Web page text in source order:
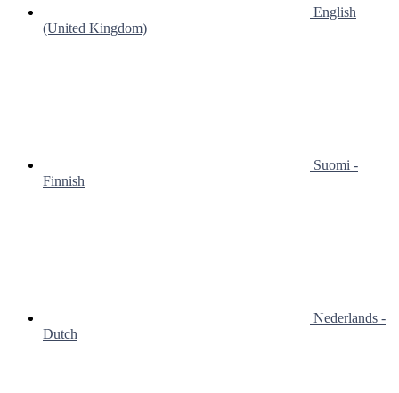
English
(United Kingdom)
Suomi -
Finnish
Nederlands -
Dutch